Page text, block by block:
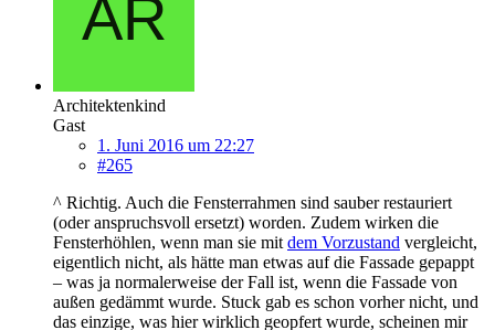
Architektenkind
Gast
1. Juni 2016 um 22:27
#265
^ Richtig. Auch die Fensterrahmen sind sauber restauriert
(oder anspruchsvoll ersetzt) worden. Zudem wirken die
Fensterhöhlen, wenn man sie mit dem Vorzustand vergleicht,
eigentlich nicht, als hätte man etwas auf die Fassade gepappt
– was ja normalerweise der Fall ist, wenn die Fassade von
außen gedämmt wurde. Stuck gab es schon vorher nicht, und
das einzige, was hier wirklich geopfert wurde, scheinen mir